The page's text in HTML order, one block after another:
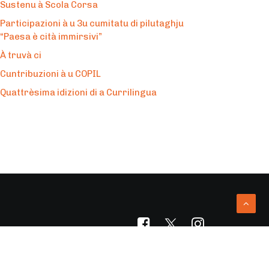
Sustenu à Scola Corsa
Participazioni à u 3u cumitatu di pilutaghju
“Paesa è cità immirsivi”
À truvà ci
Cuntribuzioni à u COPIL
Quattrèsima idizioni di a Currilingua